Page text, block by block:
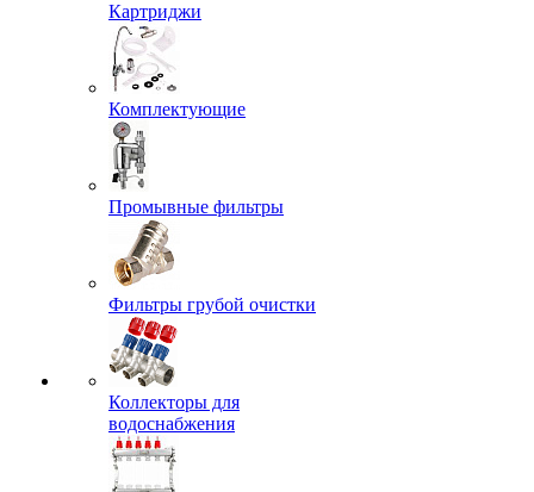
Картриджи
Комплектующие
Промывные фильтры
Фильтры грубой очистки
Коллекторы для
водоснабжения